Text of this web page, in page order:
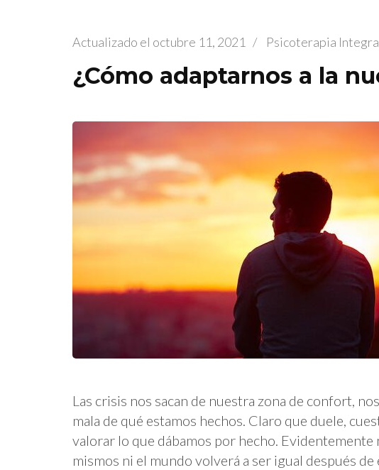
Actualizado el octubre 11, 2021 / Psicoterapia
¿Cómo adaptarnos a la
Las crisis nos sacan de nuestra zona de confort,
mala de qué estamos hechos. Claro que duele,
valorar lo que dábamos por hecho. Evidentemente
mismos ni el mundo volverá a ser igual después